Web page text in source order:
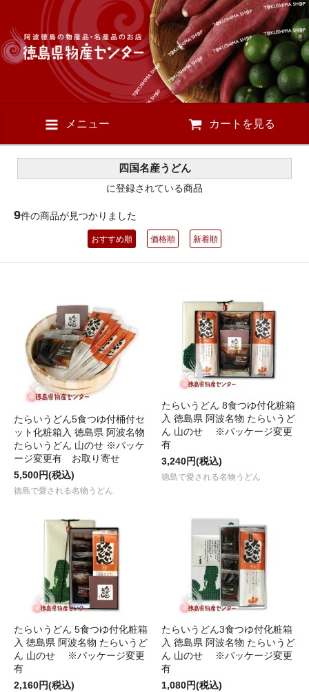
メニュー カートを見る
四国名産うどん
に登録されている商品
9件の商品が見つかりました
おすすめ順 価格順 新着順
たらいうどん5食つゆ付桶付セ
ット化粧箱入 徳島県 阿波名物
たらいうどん 山のせ ※パッケ
ージ変更有 お取り寄せ
5,500円(税込)
徳島で愛される名物うどん
たらいうどん 8食つゆ付化粧箱
入 徳島県 阿波名物 たらいうど
ん 山のせ ※パッケージ変更
有
3,240円(税込)
徳島で愛される名物うどん
たらいうどん 5食つゆ付化粧箱
入 徳島県 阿波名物 たらいうど
ん 山のせ ※パッケージ変更
有
2,160円(税込)
たらいうどん3食つゆ付化粧箱
入 徳島県 阿波名物 たらいうど
ん 山のせ ※パッケージ変更
有
1,080円(税込)